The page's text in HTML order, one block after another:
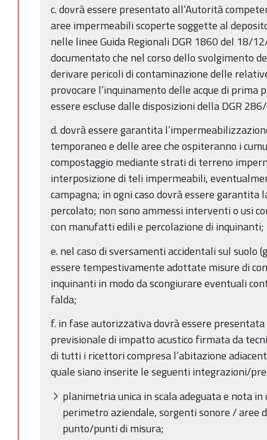
c. dovrà essere presentato all’Autorità
aree impermeabili scoperte soggette al
nelle linee Guida Regionali DGR 1860 del 18/
documentato che nel corso dello svolgimento
derivare pericoli di contaminazione delle
provocare l’inquinamento delle acque di prima
essere escluse dalle disposizioni della DGR
d. dovrà essere garantita
temporaneo e delle aree che ospiteranno i
compostaggio mediante strati di terreno
interposizione di teli impermeabili,
campagna; in ogni caso dovrà essere garantita
percolato; non sono ammessi interventi o usi
con manufatti edili e percolazione di inquinanti;
e. nel caso di sversamenti accidentali sul suolo
essere tempestivamente adottate misure di
inquinanti in modo da scongiurare eventuali
falda;
f. in fase autorizzativa dovrà essere
previsionale di impatto acustico firmata da
di tutti i ricettori compresa l’abitazione
quale siano inserite le seguenti integrazioni/
planimetria unica in scala adeguata e nota
perimetro aziendale, sorgenti sonore / aree
punto/punti di misura;